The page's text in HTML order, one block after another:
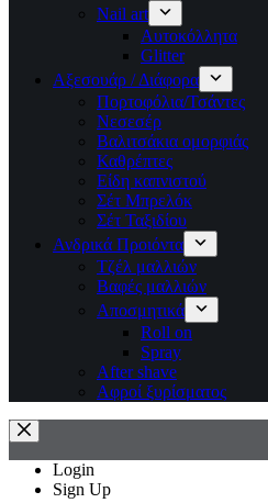
Nail art
Αυτοκόλλητα
Glitter
Αξεσουάρ / Διάφορα
Πορτοφόλια/Τσάντες
Νεσεσέρ
Βαλιτσάκια ομορφιάς
Καθρέπτες
Είδη καπνιστού
Σέτ Μπρελόκ
Σέτ Ταξιδίου
Ανδρικά Προιόντα
Τζέλ μαλλιών
Βαφές μαλλιών
Αποσμητικά
Roll on
Spray
After shave
Αφροί ξυρίσματος
Login
Sign Up